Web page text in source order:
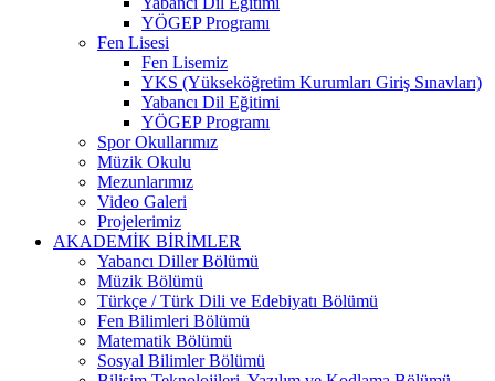
YÖGEP Programı
Fen Lisesi
Fen Lisemiz
YKS (Yükseköğretim Kurumları Giriş Sınavları)
Yabancı Dil Eğitimi
YÖGEP Programı
Spor Okullarımız
Müzik Okulu
Mezunlarımız
Video Galeri
Projelerimiz
AKADEMİK BİRİMLER
Yabancı Diller Bölümü
Müzik Bölümü
Türkçe / Türk Dili ve Edebiyatı Bölümü
Fen Bilimleri Bölümü
Matematik Bölümü
Sosyal Bilimler Bölümü